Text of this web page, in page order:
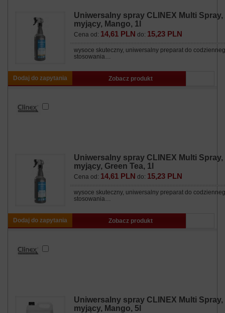
Uniwersalny spray CLINEX Multi Spray,
myjący, Mango, 1l
Cena od: 14,61 PLN do: 15,23 PLN
wysoce skuteczny, uniwersalny preparat do
stosowania…
Dodaj do zapytania Zobacz produkt
Uniwersalny spray CLINEX Multi Spray,
myjący, Green Tea, 1l
Cena od: 14,61 PLN do: 15,23 PLN
wysoce skuteczny, uniwersalny preparat do
stosowania…
Dodaj do zapytania Zobacz produkt
Uniwersalny spray CLINEX Multi Spray,
myjący, Mango, 5l